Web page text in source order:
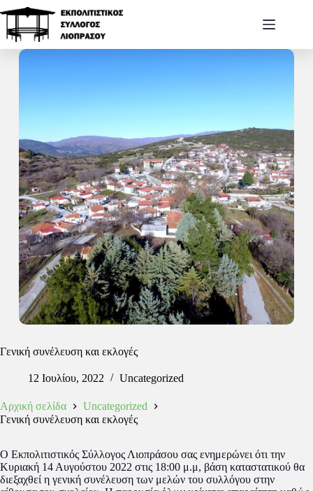
Γενική συνέλευση και εκλογές
12 Ιουλίου, 2022 Uncategorized
Αρχική σελίδα
Uncategorized
Γενική συνέλευση και εκλογές
Ο Εκπολιτιστικός Σύλλογος Λιοπράσου σας ενημερώνει ότι την
Κυριακή 14 Αυγούστου 2022 στις 18:00 μ.μ, βάση καταστατικού θα
διεξαχθεί η γενική συνέλευση των μελών του συλλόγου στην